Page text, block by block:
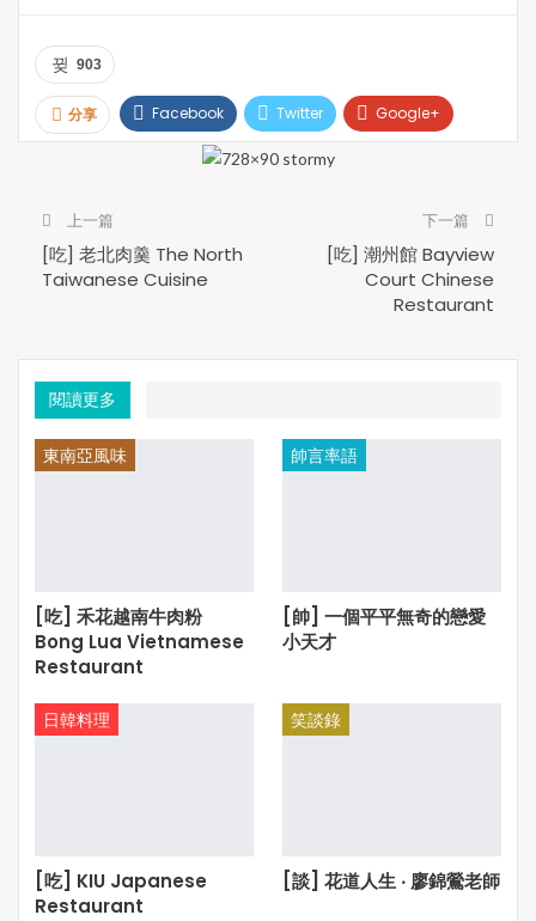
網站：https://www.thenoodlebarcanada.com/#/store-
home
***本文內容及圖片，35easy生活饗樂版權所有。未經許
903
分享 Facebook Twitter Google+
Pinterest Email
上一篇
[吃] 老北肉羹 The North
Taiwanese Cuisine
下一篇
[吃] 潮州館 Bayview
Court Chinese
Restaurant
閱讀更多
東南亞風味
[吃] 禾花越南牛肉粉
Bong Lua Vietnamese
Restaurant
帥言率語
[帥] 一個平平無奇的戀愛
小天才
日韓料理
[吃] KIU Japanese
Restaurant
笑談錄
[談] 花道人生 ‧ 廖錦鶯老師